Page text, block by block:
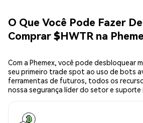
O Que Você Pode Fazer
Comprar $HWTR na
Com a Phemex, você pode desbloquear
seu primeiro trade spot ao uso de bots
ferramentas de futuros, todos os
nossa segurança líder do setor e suporte